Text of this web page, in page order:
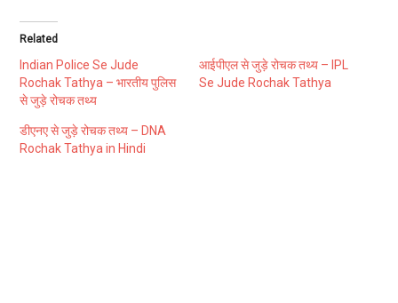
Related
Indian Police Se Jude
Rochak Tathya – भारतीय पुलिस
से जुड़े रोचक तथ्य
आईपीएल से जुड़े रोचक तथ्य – IPL
Se Jude Rochak Tathya
डीएनए से जुड़े रोचक तथ्य – DNA
Rochak Tathya in Hindi